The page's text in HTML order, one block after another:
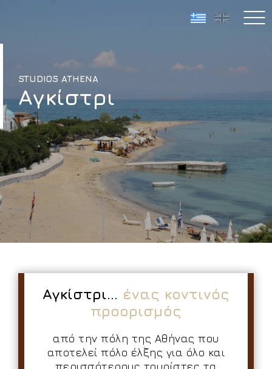
STUDIOS ATHENA
Αγκίστρι
Αγκίστρι... ένας κοντινός
προορισμός
από την πόλη της Αθήνας που
αποτελεί πόλο έλξης για όλο και
περισσότερους τουρίστες τα